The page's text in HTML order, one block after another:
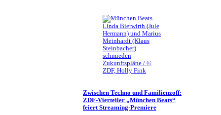
Linda Bierwirth (Jule
Hermann) und Marius
Meinhardt (Klaus
Steinbacher)
schmieden
Zukunftspläne / ©
ZDF, Holly Fink
Zwischen Techno und Familienzoff:
ZDF-Vierteiler „München Beats“
feiert Streaming-Premiere